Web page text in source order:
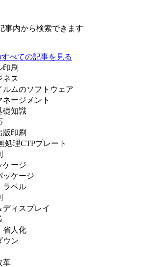
事内から検索できます
べての記事を見る
印刷
ネス
ルムのソフトウェア
ネージメント
礎知識
版印刷
処理CTPプレート
ケージ
ッケージ
ラベル
ディスプレイ
省人化
ウン
革